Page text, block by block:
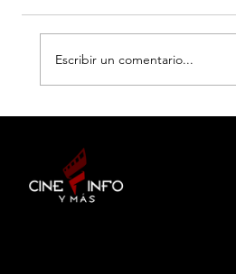
VILLANOS
Escribir un comentario...